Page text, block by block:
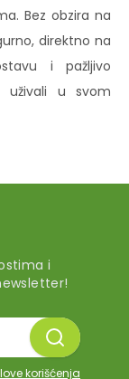
Bez obzira na
direktno na
i pažljivo
uživali u svom
i
korišćenja